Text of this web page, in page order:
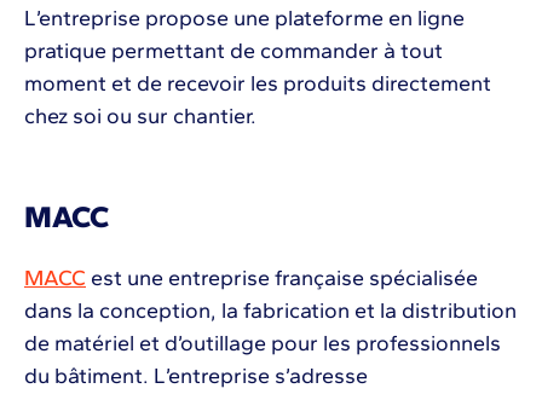
L’entreprise propose une plateforme en ligne
pratique permettant de commander à tout
moment et de recevoir les produits directement
chez soi ou sur chantier.
MACC
MACC est une entreprise française spécialisée
dans la conception, la fabrication et la distribution
de matériel et d’outillage pour les professionnels
du bâtiment. L’entreprise s’adresse